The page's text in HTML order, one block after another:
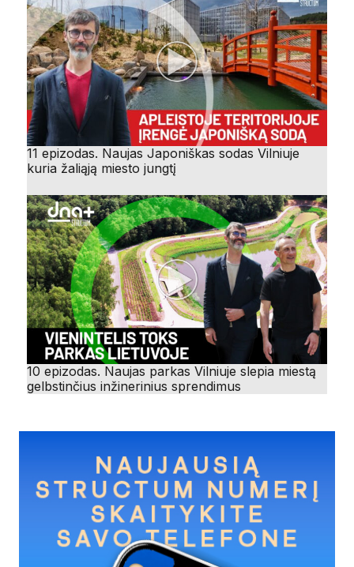
11 epizodas. Naujas Japoniškas sodas Vilniuje
kuria žaliąją miesto jungtį
10 epizodas. Naujas parkas Vilniuje slepia miestą
gelbstinčius inžinerinius sprendimus